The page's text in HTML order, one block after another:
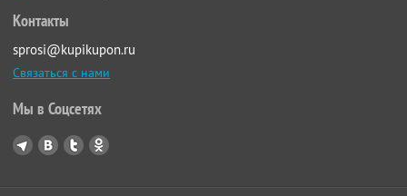
Контакты
sprosi@kupikupon.ru
Связаться с нами
Мы в Соцсетях